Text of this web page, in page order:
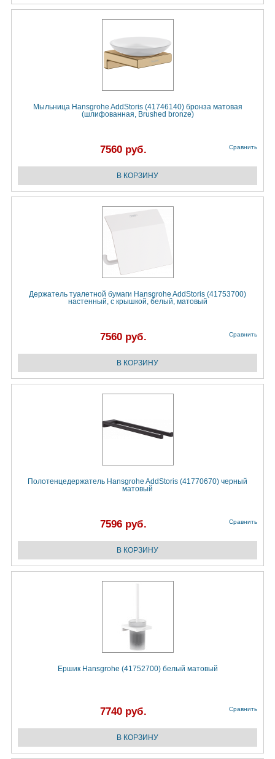
Мыльница Hansgrohe AddStoris (41746140) бронза матовая
(шлифованная, Brushed bronze)
7560 руб. Сравнить
Держатель туалетной бумаги Hansgrohe AddStoris (41753700)
настенный, с крышкой, белый, матовый
7560 руб. Сравнить
Полотенцедержатель Hansgrohe AddStoris (41770670) черный
матовый
7596 руб. Сравнить
Ёршик Hansgrohe (41752700) белый матовый
7740 руб. Сравнить